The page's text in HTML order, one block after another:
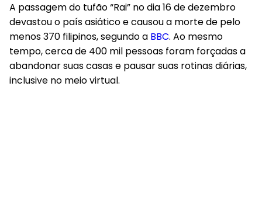
A passagem do tufão “Rai” no dia 16 de dezembro
devastou o país asiático e causou a morte de pelo
menos 370 filipinos, segundo a BBC. Ao mesmo
tempo, cerca de 400 mil pessoas foram forçadas a
abandonar suas casas e pausar suas rotinas diárias,
inclusive no meio virtual.